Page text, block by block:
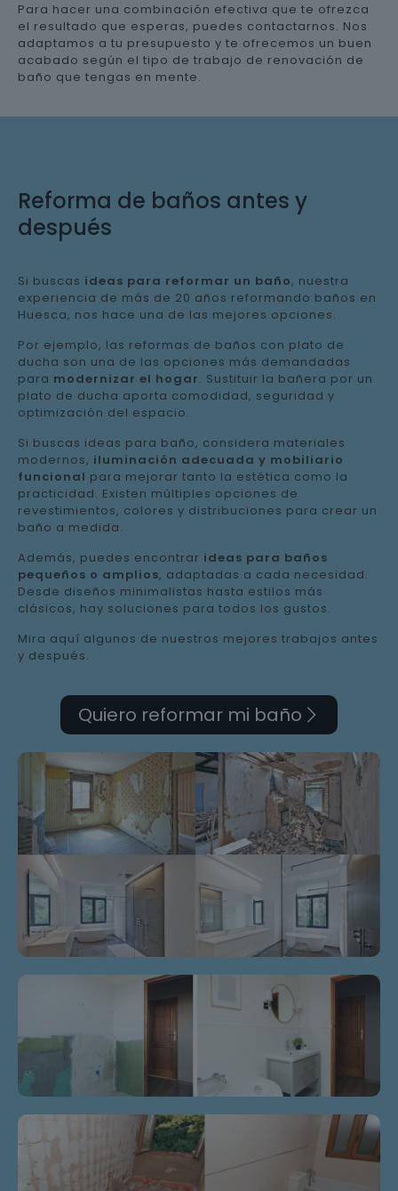
Para hacer una combinación efectiva que te ofrezca
el resultado que esperas, puedes contactarnos. Nos
adaptamos a tu presupuesto y te ofrecemos un buen
acabado según el tipo de trabajo de renovación de
baño que tengas en mente.
Reforma de baños antes y
después
Si buscas ideas para reformar un baño, nuestra
experiencia de más de 20 años reformando baños en
Huesca, nos hace una de las mejores opciones.
Por ejemplo, las reformas de baños con plato de
ducha son una de las opciones más demandadas
para modernizar el hogar. Sustituir la bañera por un
plato de ducha aporta comodidad, seguridad y
optimización del espacio.
Si buscas ideas para baño, considera materiales
modernos, iluminación adecuada y mobiliario
funcional para mejorar tanto la estética como la
practicidad. Existen múltiples opciones de
revestimientos, colores y distribuciones para crear un
baño a medida.
Además, puedes encontrar ideas para baños
pequeños o amplios, adaptadas a cada necesidad.
Desde diseños minimalistas hasta estilos más
clásicos, hay soluciones para todos los gustos.
Mira aquí algunos de nuestros mejores trabajos antes
y después.
Quiero reformar mi baño